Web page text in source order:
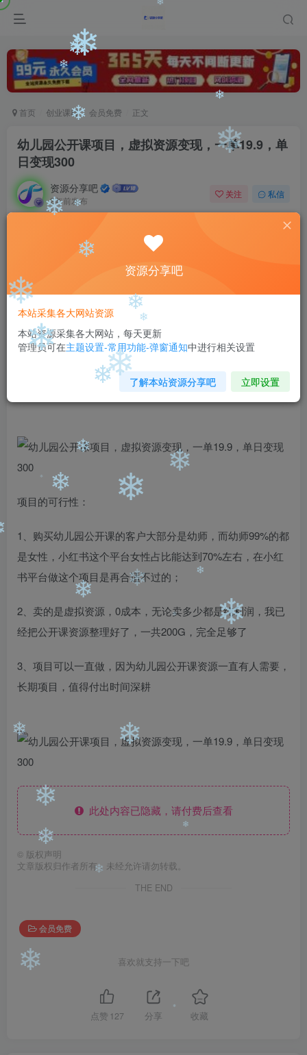
首页 创业课程 会员免费 正文
幼儿园公开课项目，虚拟资源变现，一单19.9，单
日变现300
资源分享吧
2年前发布
关注 私信
幼儿园公开课项目，虚拟资源变现，一单19.9，单日变现300
此内容为付费阅读，请付费后查看
9.9
黄金会员免费
您当前未登录！建议登陆后购买，可保存购买订单
项目的可行性：
1、购买幼儿园公开课的客户大部分是幼师，而幼师99%的都
是女性，小红书这个平台女性占比能达到70%左右，在小红
书平台做这个项目是再合适不过的；
2、卖的是虚拟资源，0成本，无论卖多少都是纯利润，我已
经把公开课资源整理好了，一共200G，完全足够了
3、项目可以一直做，因为幼儿园公开课资源一直有人需要，
长期项目，值得付出时间深耕
此处内容已隐藏，请付费后查看
© 版权声明
文章版权归作者所有，未经允许请勿转载。
THE END
会员免费
喜欢就支持一下吧
点赞 127 分享 收藏
资源分享吧
本站采集各大网站资源
本站资源采集各大网站，每天更新
管理员可在主题设置-常用功能-弹窗通知中进行相关设置
了解本站资源分享吧 立即设置
❄
❄
❄
❄ ❄
❄
❄
❄
❄ ❄ ❄
❄
❄
❄
❄
❄
❄
❄
❄
❄❄
❄